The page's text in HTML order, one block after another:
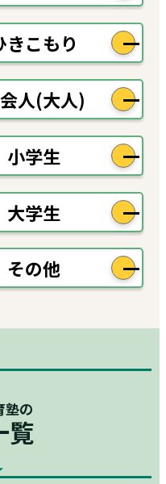
きこもり
人(大人)
小学生
大学生
その他
塾の
覧